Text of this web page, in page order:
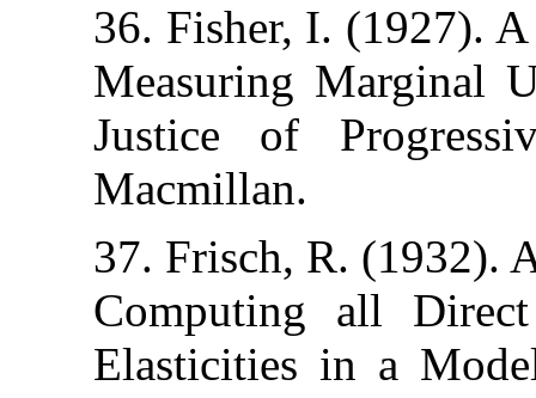
36. Fisher, I.
Measuring
Justice of
Macmillan.
37. Frisch, R.
Computing
Elasticities in